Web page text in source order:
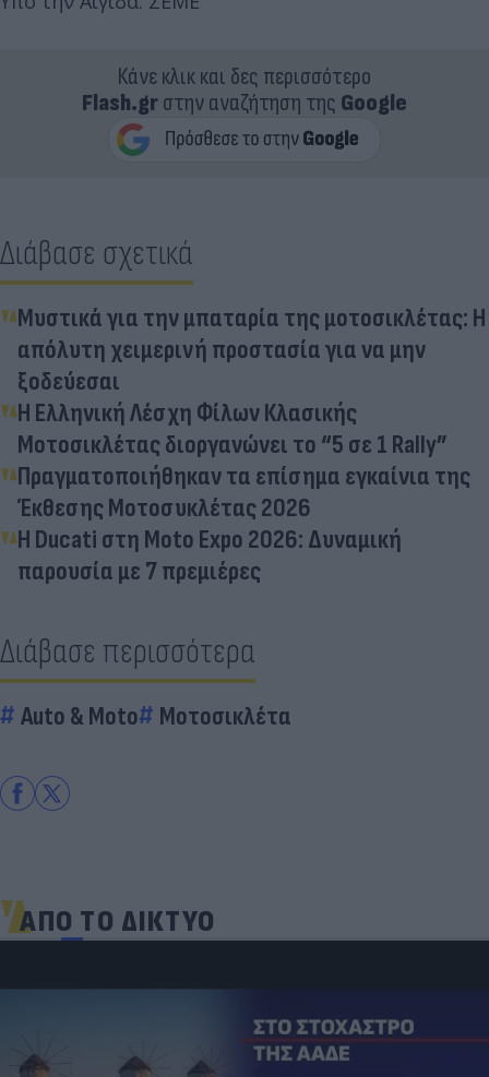
Κάνε κλικ και δες περισσότερο
Flash.grστην αναζήτηση της Google
Διάβασε σχετικά
Μυστικά για την μπαταρία της μοτοσικλέτας: Η
απόλυτη χειμερινή προστασία για να μην
ξοδεύεσαι
H Ελληνική Λέσχη Φίλων Κλασικής
Μοτοσικλέτας διοργανώνει το “5 σε 1 Rally”
Πραγματοποιήθηκαν τα επίσημα εγκαίνια της
Έκθεσης Μοτοσυκλέτας 2026
Η Ducati στη Moto Expo 2026: Δυναμική
παρουσία με 7 πρεμιέρες
Διάβασε περισσότερα
Auto & Moto Μοτοσικλέτα
ΑΠΟ ΤΟ ΔΙΚΤΥΟ